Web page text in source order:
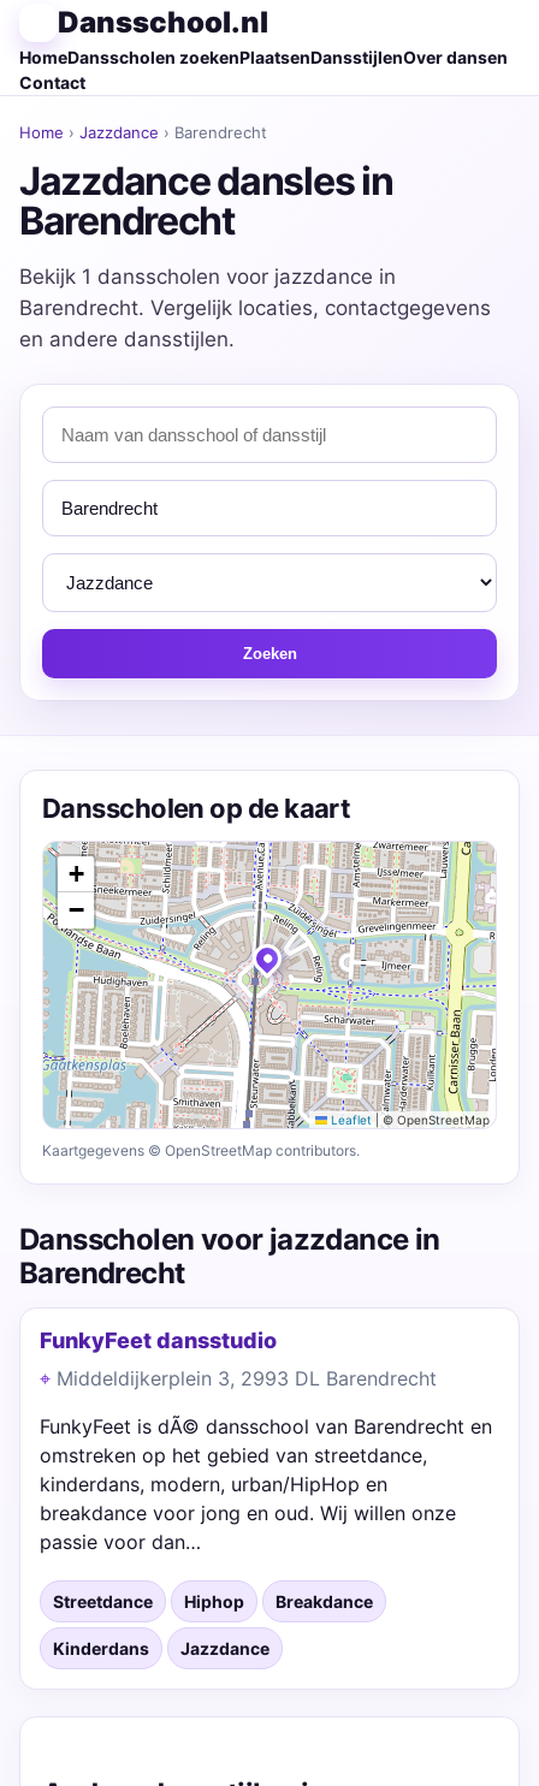
Dansschool.nl
HomeDansscholen zoekenPlaatsenDansstijlenOver dansen
Contact
Home › Jazzdance › Barendrecht
Jazzdance dansles in
Barendrecht
Bekijk 1 dansscholen voor jazzdance in
Barendrecht. Vergelijk locaties, contactgegevens
en andere dansstijlen.
Zoeken
Dansscholen op de kaart
+
−
Leaflet © OpenStreetMap
Kaartgegevens © OpenStreetMap contributors.
Dansscholen voor jazzdance in
Barendrecht
FunkyFeet dansstudio
Middeldijkerplein 3, 2993 DL Barendrecht
FunkyFeet is dÃ© dansschool van Barendrecht en
omstreken op het gebied van streetdance,
kinderdans, modern, urban/HipHop en
breakdance voor jong en oud. Wij willen onze
passie voor dan…
Streetdance Hiphop Breakdance
Kinderdans Jazzdance